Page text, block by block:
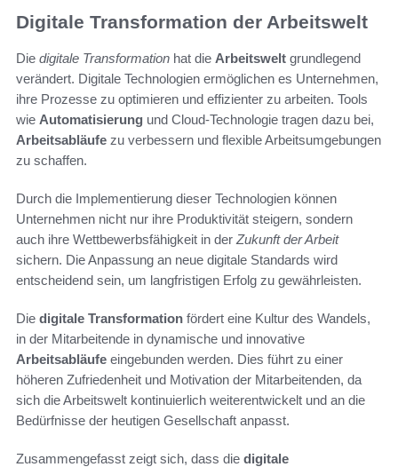
Digitale Transformation der Arbeitswelt
Die digitale Transformation hat die Arbeitswelt grundlegend
verändert. Digitale Technologien ermöglichen es Unternehmen,
ihre Prozesse zu optimieren und effizienter zu arbeiten. Tools
wie Automatisierung und Cloud-Technologie tragen dazu bei,
Arbeitsabläufe zu verbessern und flexible Arbeitsumgebungen
zu schaffen.
Durch die Implementierung dieser Technologien können
Unternehmen nicht nur ihre Produktivität steigern, sondern
auch ihre Wettbewerbsfähigkeit in der Zukunft der Arbeit
sichern. Die Anpassung an neue digitale Standards wird
entscheidend sein, um langfristigen Erfolg zu gewährleisten.
Die digitale Transformation fördert eine Kultur des Wandels,
in der Mitarbeitende in dynamische und innovative
Arbeitsabläufe eingebunden werden. Dies führt zu einer
höheren Zufriedenheit und Motivation der Mitarbeitenden, da
sich die Arbeitswelt kontinuierlich weiterentwickelt und an die
Bedürfnisse der heutigen Gesellschaft anpasst.
Zusammengefasst zeigt sich, dass die digitale